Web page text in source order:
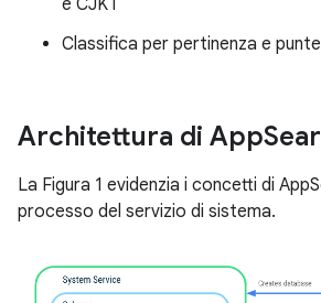
e CJKT
Classifica per pertinenza e
Architettura di App
La Figura 1 evidenzia i concetti di
processo del servizio di sistema.